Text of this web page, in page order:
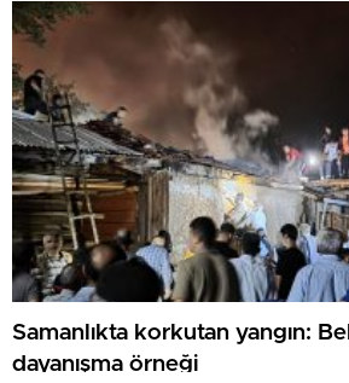
Samanlıkta korkutan yangın:
dayanışma örneği